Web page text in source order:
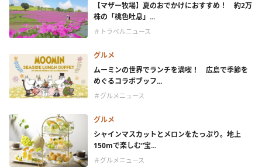
【マザー牧場】夏のおでかけにおすすめ！ 約2万
株の「桃色吐息」...
＃トラベルニュース
グルメ
ムーミンの世界でランチを満喫！ 広島で季節を
めぐるコラボブッフ...
＃グルメニュース
グルメ
シャインマスカットとメロンをたっぷり。地上
150mで楽しむ“宝...
＃グルメニュース